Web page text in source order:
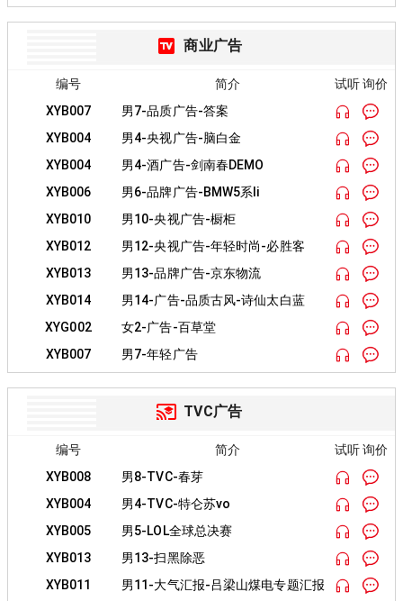
商业广告
试听 询价
编号
简介
XYB007
男7-品质广告-答案
XYB004
男4-央视广告-脑白金
XYB004
男4-酒广告-剑南春DEMO
XYB006
男6-品牌广告-BMW5系li
XYB010
男10-央视广告-橱柜
XYB012
男12-央视广告-年轻时尚-必胜客
XYB013
男13-品牌广告-京东物流
XYB014
男14-广告-品质古风-诗仙太白蓝
XYG002
女2-广告-百草堂
XYB007
男7-年轻广告
TVC广告
试听 询价
编号
简介
XYB008
男8-TVC-春芽
XYB004
男4-TVC-特仑苏vo
XYB005
男5-LOL全球总决赛
XYB013
男13-扫黑除恶
XYB011
男11-大气汇报-吕梁山煤电专题汇报